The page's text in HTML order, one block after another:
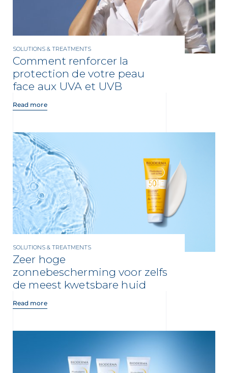
SOLUTIONS & TREATMENTS
Comment renforcer la
protection de votre peau
face aux UVA et UVB
Read more
SOLUTIONS & TREATMENTS
Zeer hoge
zonnebescherming voor zelfs
de meest kwetsbare huid
Read more